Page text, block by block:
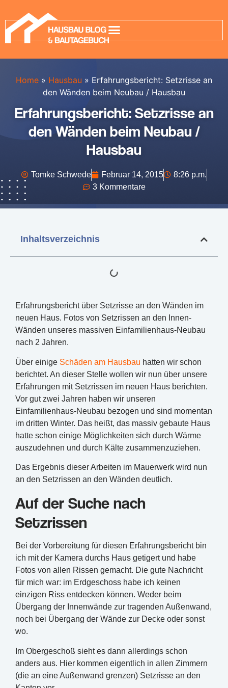
Home » Hausbau » Erfahrungsbericht: Setzrisse an
den Wänden beim Neubau / Hausbau
Erfahrungsbericht: Setzrisse an
den Wänden beim Neubau /
Hausbau
Tomke Schwede Februar 14, 2015
8:26 p.m.
3 Kommentare
Inhaltsverzeichnis
Erfahrungsbericht über Setzrisse an den Wänden im
neuen Haus. Fotos von Setzrissen an den Innen-
Wänden unseres massiven Einfamilienhaus-Neubau
nach 2 Jahren.
Über einige Schäden am Hausbau hatten wir schon
berichtet. An dieser Stelle wollen wir nun über unsere
Erfahrungen mit Setzrissen im neuen Haus berichten.
Vor gut zwei Jahren haben wir unseren
Einfamilienhaus-Neubau bezogen und sind momentan
im dritten Winter. Das heißt, das massiv gebaute Haus
hatte schon einige Möglichkeiten sich durch Wärme
auszudehnen und durch Kälte zusammenzuziehen.
Das Ergebnis dieser Arbeiten im Mauerwerk wird nun
an den Setzrissen an den Wänden deutlich.
Auf der Suche nach
Setzrissen
Bei der Vorbereitung für diesen Erfahrungsbericht bin
ich mit der Kamera durchs Haus getigert und habe
Fotos von allen Rissen gemacht. Die gute Nachricht
für mich war: im Erdgeschoss habe ich keinen
einzigen Riss entdecken können. Weder beim
Übergang der Innenwände zur tragenden Außenwand,
noch bei Übergang der Wände zur Decke oder sonst
wo.
Im Obergeschoß sieht es dann allerdings schon
anders aus. Hier kommen eigentlich in allen Zimmern
(die an eine Außenwand grenzen) Setzrisse an den